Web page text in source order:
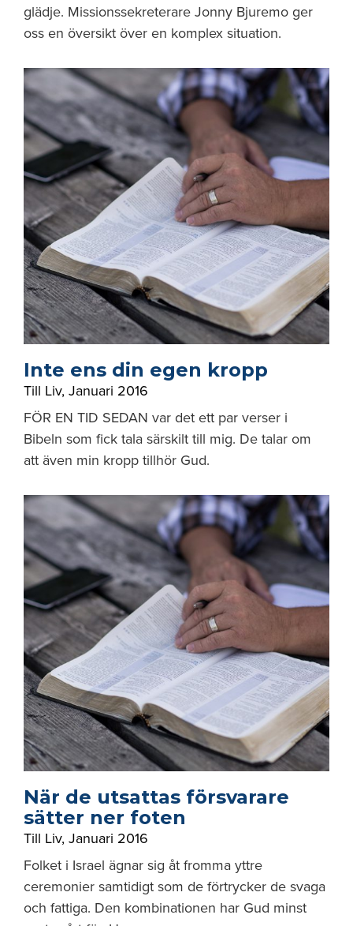
glädje. Missionssekreterare Jonny Bjuremo ger
oss en översikt över en komplex situation.
Inte ens din egen kropp
Till Liv, Januari 2016
FÖR EN TID SEDAN var det ett par verser i
Bibeln som fick tala särskilt till mig. De talar om
att även min kropp tillhör Gud.
När de utsattas försvarare
sätter ner foten
Till Liv, Januari 2016
Folket i Israel ägnar sig åt fromma yttre
ceremonier samtidigt som de förtrycker de svaga
och fattiga. Den kombinationen har Gud minst